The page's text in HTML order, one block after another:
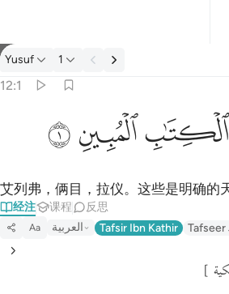
经注: Yusuf 12:1
Yusuf 1
12:1
الر تلك ايات الكتاب المبين ١
الٓر ۚ تِلْكَ ءَايَـٰتُ ٱلْكِتَـٰبِ ٱلْمُبِينِ ١
ﲖﲗﲘ
艾列弗，俩目，拉仪。这些是明确的
经注 课程 反思
Aa العربية Tafsir Ibn Kathir Tafseer
]